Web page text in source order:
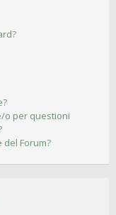
o per questioni
Forum?